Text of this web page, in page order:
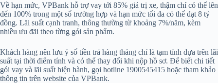
Về hạn mức, VPBank hỗ trợ vay tới 85% giá trị xe, thậm chí có thể lên
đến 100% trong một số trường hợp và hạn mức tối đa có thể đạt 8 tỷ
đồng. Lãi suất cạnh tranh, thông thường từ khoảng 7%/năm, kèm
nhiều ưu đãi theo từng gói sản phẩm.
Khách hàng nên lưu ý số tiền trả hàng tháng chỉ là tạm tính dựa trên lãi
suất tại thời điểm tính và có thể thay đổi khi nộp hồ sơ. Để biết chi tiết
gói vay và lãi suất hiện hành, gọi hotline 1900545415 hoặc tham khảo
thông tin trên website của VPBank.